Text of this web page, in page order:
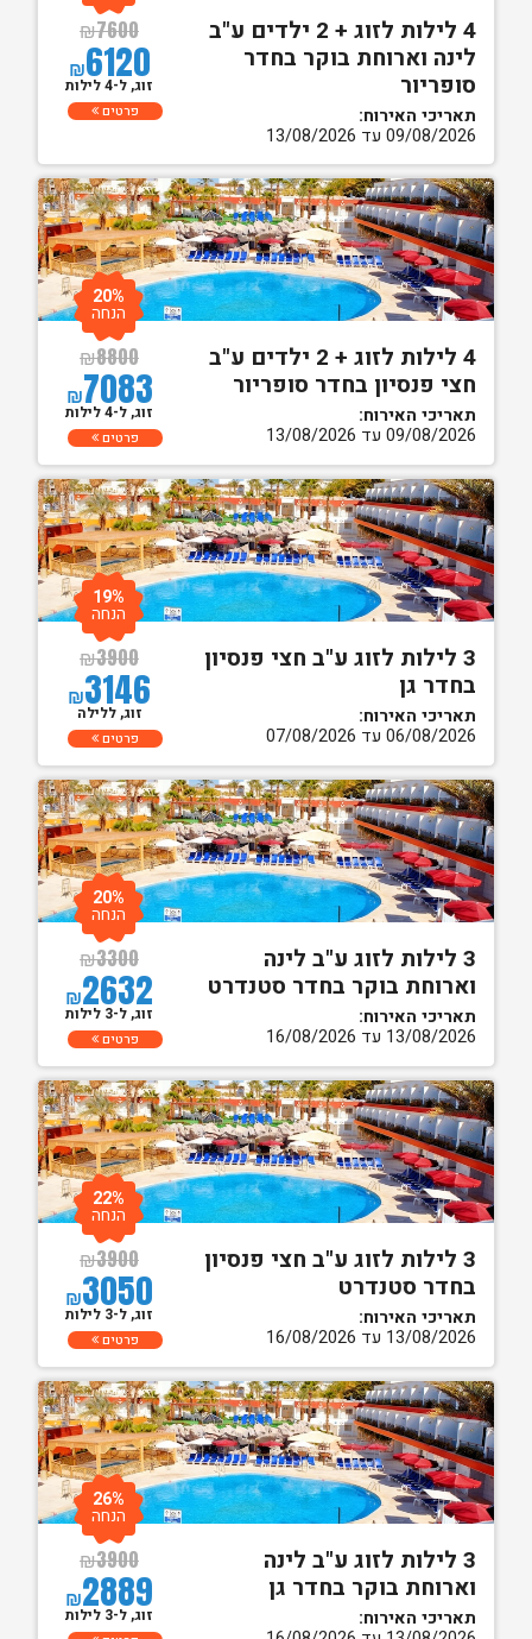
4 לילות לזוג + 2 ילדים ע"ב
לינה וארוחת בוקר בחדר
סופריור
תאריכי האירוח:
09/08/2026 עד 13/08/2026
₪7600
₪6120
זוג, ל-4 לילות
פרטים
4 לילות לזוג + 2 ילדים ע"ב
חצי פנסיון בחדר סופריור
תאריכי האירוח:
09/08/2026 עד 13/08/2026
₪8800
₪7083
20%
הנחה
זוג, ל-4 לילות
פרטים
3 לילות לזוג ע"ב חצי פנסיון
בחדר גן
תאריכי האירוח:
06/08/2026 עד 07/08/2026
₪3900
₪3146
19%
הנחה
זוג, ללילה
פרטים
3 לילות לזוג ע"ב לינה
וארוחת בוקר בחדר סטנדרט
תאריכי האירוח:
13/08/2026 עד 16/08/2026
₪3300
₪2632
20%
הנחה
זוג, ל-3 לילות
פרטים
3 לילות לזוג ע"ב חצי פנסיון
בחדר סטנדרט
תאריכי האירוח:
13/08/2026 עד 16/08/2026
₪3900
₪3050
22%
הנחה
זוג, ל-3 לילות
פרטים
3 לילות לזוג ע"ב לינה
וארוחת בוקר בחדר גן
תאריכי האירוח:
₪3900
₪2889
26%
הנחה
זוג, ל-3 לילות